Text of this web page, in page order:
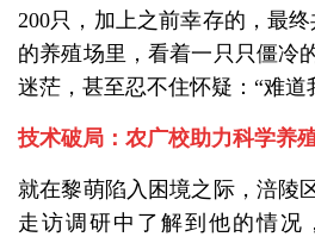
200只，加上之前幸存的，最
的养殖场里，看着一只只僵冷
迷茫，甚至忍不住怀疑：“难道
技术破局：农广校助力科学养
就在黎萌陷入困境之际，涪陵
走访调研中了解到他的情况